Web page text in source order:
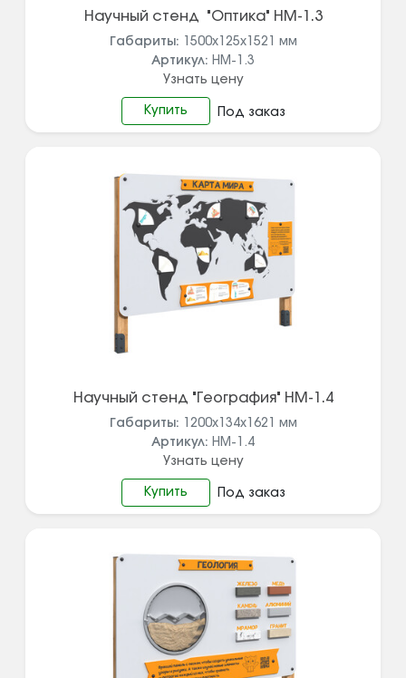
Научный стенд "Оптика" НМ-1.3
Габариты: 1500х125х1521 мм
Артикул: НМ-1.3
Узнать цену
Купить Под заказ
Научный стенд "География" НМ-1.4
Габариты: 1200х134х1621 мм
Артикул: НМ-1.4
Узнать цену
Купить Под заказ